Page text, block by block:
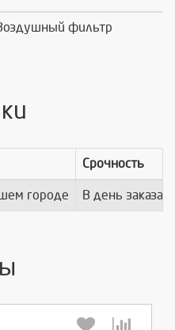
фильтр
Срочность
городе В день заказа